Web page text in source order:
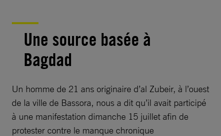
Une source basée à
Bagdad
Un homme de 21 ans originaire d’al Zubeir, à l’ouest
de la ville de Bassora, nous a dit qu’il avait participé
à une manifestation dimanche 15 juillet afin de
protester contre le manque chronique